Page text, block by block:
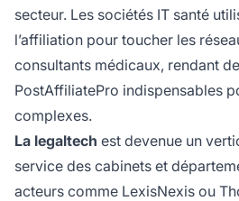
secteur. Les sociétés IT santé
l’affiliation pour toucher les
consultants médicaux, rendant
PostAffiliatePro indispensables
complexes.
La legaltech est devenue un
service des cabinets et
acteurs comme LexisNexis ou